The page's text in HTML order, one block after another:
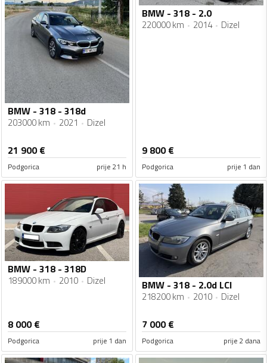
BMW - 318 - 318d
203000 km 2021 Dizel
21 900€
Podgorica prije 21 h
BMW - 318 - 2.0
220000 km 2014 Dizel
9 800€
Podgorica prije 1 dan
BMW - 318 - 318D
189000 km 2010 Dizel
8 000€
Podgorica prije 1 dan
BMW - 318 - 2.0d LCI
218200 km 2010 Dizel
7 000€
Podgorica prije 2 dana